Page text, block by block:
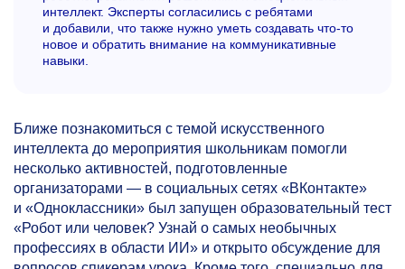
интеллект. Эксперты согласились с ребятами
и добавили, что также нужно уметь создавать что-то
новое и обратить внимание на коммуникативные
навыки.
Ближе познакомиться с темой искусственного
интеллекта до мероприятия школьникам помогли
несколько активностей, подготовленные
организаторами — в социальных сетях «ВКонтакте»
и «Одноклассники» был запущен образовательный тест
«Робот или человек? Узнай о самых необычных
профессиях в области ИИ» и открыто обсуждение для